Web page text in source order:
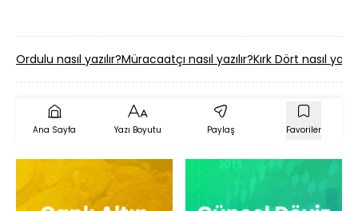
Ordulu nasıl yazılır?Müracaatçı nasıl yazılır?Kırk Dört nasıl
Ana Sayfa Yazı Boyutu Paylaş Favoriler